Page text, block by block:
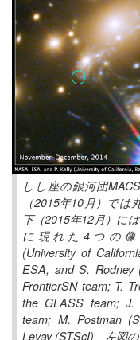
しし座の銀河団
（2015年10月）で
下（2015年12月）に
に現れた4つの像
(University of
ESA, and S. Rodney
FrontierSN team; T.
the GLASS team; J.
team; M. Postman
Levay (STScI)、左図